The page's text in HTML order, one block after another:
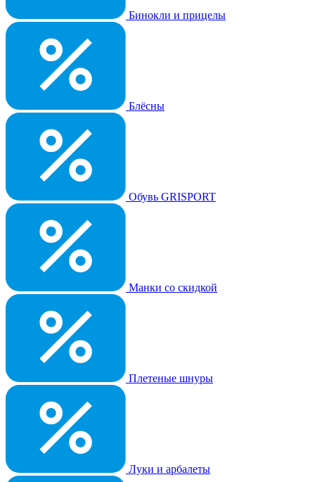
Бинокли и прицелы
Блёсны
Обувь GRISPORT
Манки со скидкой
Плетеные шнуры
Луки и арбалеты